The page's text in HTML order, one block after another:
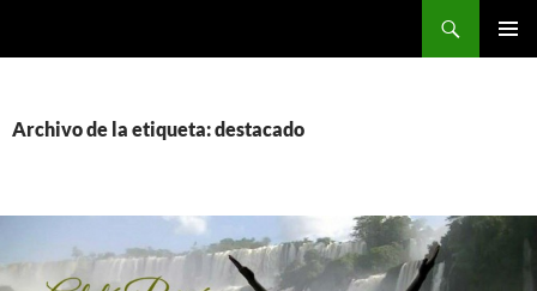
Archivo de la etiqueta: destacado